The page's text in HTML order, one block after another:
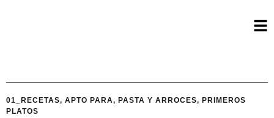
01_RECETAS, APTO PARA, PASTA Y ARROCES, PRIMEROS
PLATOS